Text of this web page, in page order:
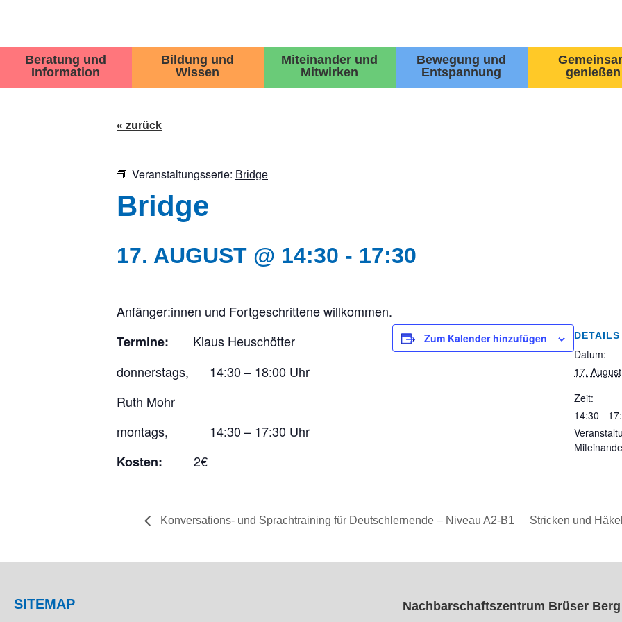
Beratung und
Information
Bildung und
Wissen
Miteinander und
Mitwirken
Bewegung und
Entspannung
genießen
« zurück
Veranstaltungsserie: Bridge
Bridge
17. AUGUST @ 14:30 - 17:30
Anfänger:innen und Fortgeschrittene willkommen.
Termine: Klaus Heuschötter
donnerstags, 14:30 – 18:00 Uhr
Ruth Mohr
montags, 14:30 – 17:30 Uhr
Kosten: 2€
Zum Kalender hinzufügen DETAILS
Datum:
17. August
Zeit:
14:30 -
Konversations- und Sprachtraining für Deutschlernende – Niveau A2-B1 Stricken und
SITEMAP Nachbarschaftszentrum Brüser Berg